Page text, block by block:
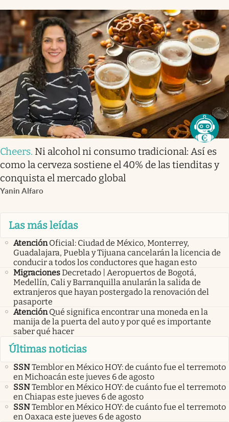
Cheers. Ni alcohol ni consumo tradicional: Así es
como la cerveza sostiene el 40% de las tienditas y
conquista el mercado global
Yanin Alfaro
Las más leídas
Atención Oficial: Ciudad de México, Monterrey,
Guadalajara, Puebla y Tijuana cancelarán la licencia de
conducir a todos los conductores que hagan esto
MigracionesDecretado | Aeropuertos de Bogotá,
Medellín, Cali y Barranquilla anularán la salida de
extranjeros que hayan postergado la renovación del
pasaporte
Atención Qué significa encontrar una moneda en la
manija de la puerta del auto y por qué es importante
saber qué hacer
Últimas noticias
SSNTemblor en México HOY: de cuánto fue el terremoto
en Michoacán este jueves 6 de agosto
SSNTemblor en México HOY: de cuánto fue el terremoto
en Chiapas este jueves 6 de agosto
SSNTemblor en México HOY: de cuánto fue el terremoto
en Oaxaca este jueves 6 de agosto